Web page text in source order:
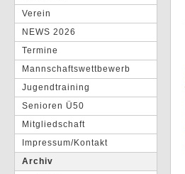
Verein
NEWS 2026
Termine
Mannschaftswettbewerb
Jugendtraining
Senioren Ü50
Mitgliedschaft
Impressum/Kontakt
Archiv